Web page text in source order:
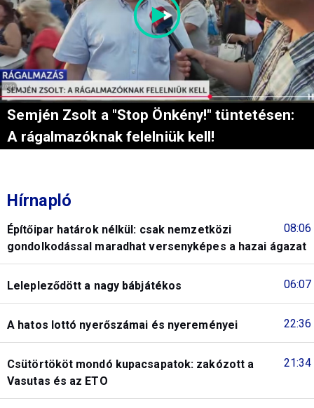
Semjén Zsolt a "Stop Önkény!" tüntetésen:
A rágalmazóknak felelniük kell!
Hírnapló
08:06
Építőipar határok nélkül: csak nemzetközi
gondolkodással maradhat versenyképes a hazai ágazat
06:07
Lelepleződött a nagy bábjátékos
22:36
A hatos lottó nyerőszámai és nyereményei
21:34
Csütörtököt mondó kupacsapatok: zakózott a
Vasutas és az ETO